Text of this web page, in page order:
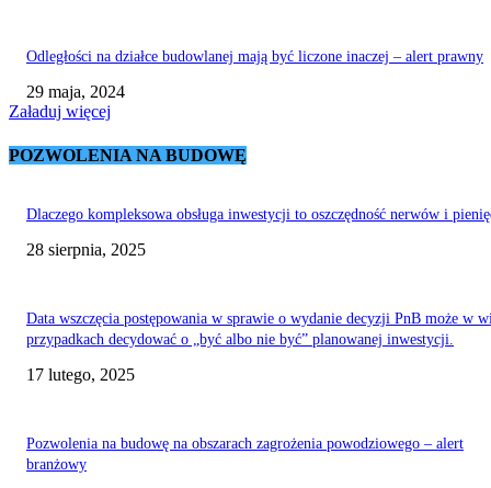
Odległości na działce budowlanej mają być liczone inaczej – alert prawny
29 maja, 2024
Załaduj więcej
POZWOLENIA NA BUDOWĘ
Dlaczego kompleksowa obsługa inwestycji to oszczędność nerwów i
28 sierpnia, 2025
Data wszczęcia postępowania w sprawie o wydanie decyzji PnB może w
przypadkach decydować o „być albo nie być” planowanej inwestycji.
17 lutego, 2025
Pozwolenia na budowę na obszarach zagrożenia powodziowego – alert
branżowy